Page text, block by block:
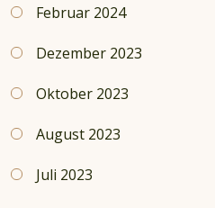
Februar 2024
Dezember 2023
Oktober 2023
August 2023
Juli 2023